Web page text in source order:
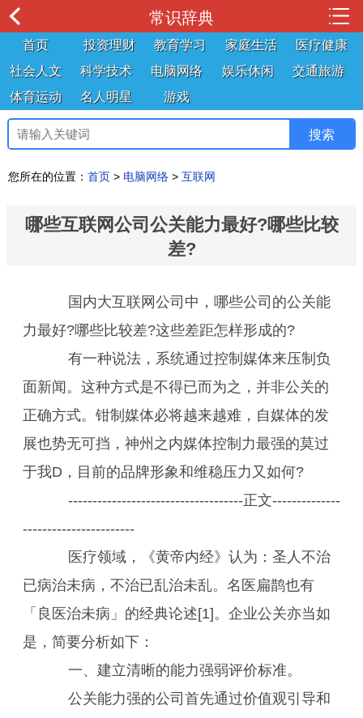
常识辞典
首页 投资理财 教育学习 家庭生活
医疗健康
社会人文
科学技术 电脑网络 娱乐休闲
交通旅游
体育运动
名人明星 游戏
您所在的位置： 首页 > 电脑网络 > 互联网
哪些互联网公司公关能力最好?哪些比较
差?
国内大互联网公司中，哪些公司的公关能
力最好?哪些比较差?这些差距怎样形成的?
有一种说法，系统通过控制媒体来压制负
面新闻。这种方式是不得已而为之，并非公关的
正确方式。钳制媒体必将越来越难，自媒体的发
展也势无可挡，神州之内媒体控制力最强的莫过
于我D，目前的品牌形象和维稳压力又如何?
------------------------------------正文--------------
-----------------------
医疗领域，《黄帝内经》认为：圣人不治
已病治未病，不治已乱治未乱。名医扁鹊也有
「良医治未病」的经典论述[1]。企业公关亦当如
是，简要分析如下：
一、建立清晰的能力强弱评价标准。
公关能力强的公司首先通过价值观引导和